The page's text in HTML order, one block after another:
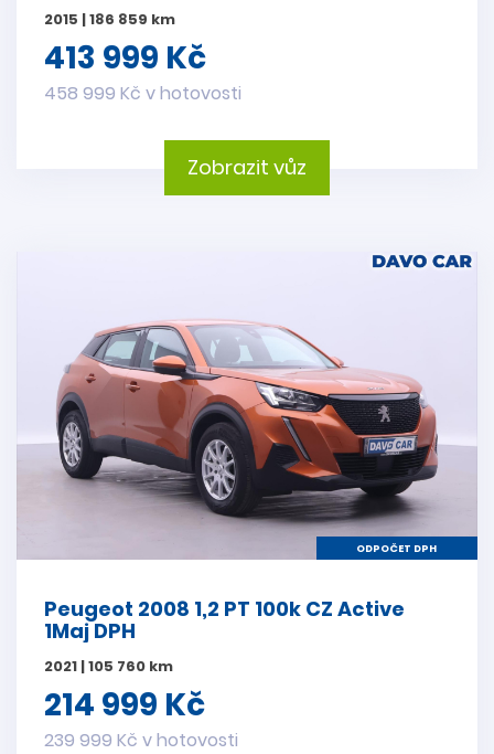
2015 | 186 859 km
413 999 Kč
458 999 Kč v hotovosti
Zobrazit vůz
ODPOČET DPH
Peugeot 2008 1,2 PT 100k CZ Active
1Maj DPH
2021 | 105 760 km
214 999 Kč
239 999 Kč v hotovosti